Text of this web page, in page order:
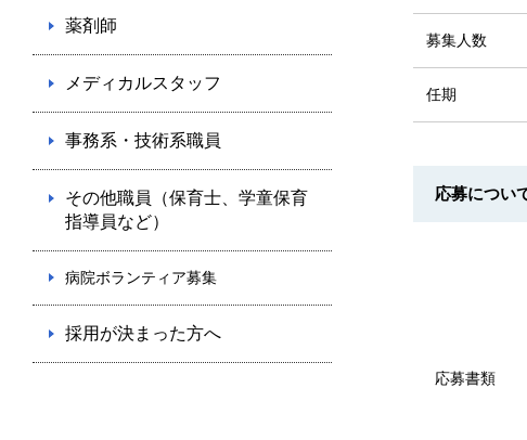
薬剤師
メディカルスタッフ
事務系・技術系職員
その他職員（保育士、学童保育
指導員など）
病院ボランティア募集
採用が決まった方へ
募集人数
任期
応募につい
応募書類